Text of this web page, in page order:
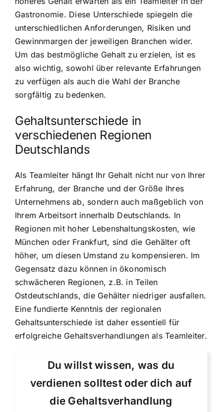
Gastronomie. Diese Unterschiede spiegeln die
unterschiedlichen Anforderungen, Risiken und
Gewinnmargen der jeweiligen Branchen wider.
Um das bestmögliche Gehalt zu erzielen, ist es
also wichtig, sowohl über relevante Erfahrungen
zu verfügen als auch die Wahl der Branche
sorgfältig zu bedenken.
Gehaltsunterschiede in
verschiedenen Regionen
Deutschlands
Als Teamleiter hängt Ihr Gehalt nicht nur von Ihrer
Erfahrung, der Branche und der Größe Ihres
Unternehmens ab, sondern auch maßgeblich von
Ihrem Arbeitsort innerhalb Deutschlands. In
Regionen mit hoher Lebenshaltungskosten, wie
München oder Frankfurt, sind die Gehälter oft
höher, um diesen Umstand zu kompensieren. Im
Gegensatz dazu können in ökonomisch
schwächeren Regionen, z.B. in Teilen
Ostdeutschlands, die Gehälter niedriger ausfallen.
Eine fundierte Kenntnis der regionalen
Gehaltsunterschiede ist daher essentiell für
erfolgreiche Gehaltsverhandlungen als Teamleiter.
Du willst wissen, was du
verdienen solltest oder dich auf
die Gehaltsverhandlung